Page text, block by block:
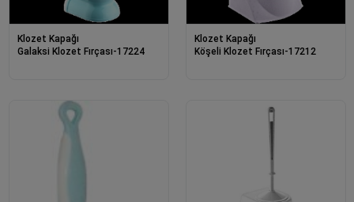
Klozet Kapağı
Galaksi Klozet Fırçası-17224
Klozet Kapağı
Köşeli Klozet Fırçası-17212